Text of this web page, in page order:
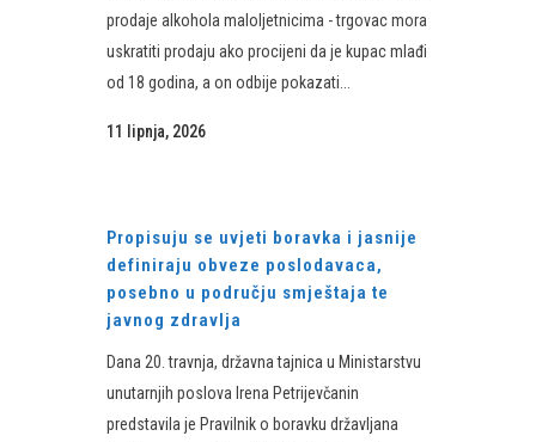
prodaje alkohola maloljetnicima - trgovac mora
uskratiti prodaju ako procijeni da je kupac mlađi
od 18 godina, a on odbije pokazati...
11 lipnja, 2026
Propisuju se uvjeti boravka i jasnije
definiraju obveze poslodavaca,
posebno u području smještaja te
javnog zdravlja
Dana 20. travnja, državna tajnica u Ministarstvu
unutarnjih poslova Irena Petrijevčanin
predstavila je Pravilnik o boravku državljana